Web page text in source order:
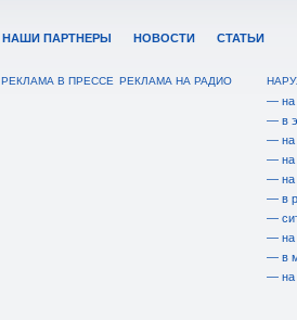
НАШИ ПАРТНЕРЫ НОВОСТИ СТАТЬИ
РЕКЛАМА В ПРЕССЕ РЕКЛАМА НА РАДИО
— на
— в
— на
— на
— на
— в
—
— на
— в
— на